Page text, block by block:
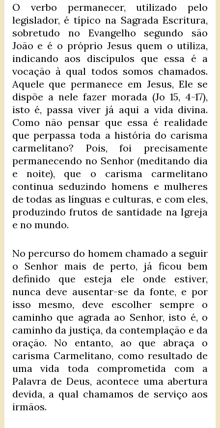
O verbo permanecer, utilizado pelo
legislador, é típico na Sagrada Escritura,
sobretudo no Evangelho segundo são
João e é o próprio Jesus quem o utiliza,
indicando aos discípulos que essa é a
vocação à qual todos somos chamados.
Aquele que permanece em Jesus, Ele se
dispõe a nele fazer morada (Jo 15, 4-17),
isto é, passa viver já aqui a vida divina.
Como não pensar que essa é realidade
que perpassa toda a história do carisma
carmelitano? Pois, foi precisamente
permanecendo no Senhor (meditando dia
e noite), que o carisma carmelitano
continua seduzindo homens e mulheres
de todas as línguas e culturas, e com eles,
produzindo frutos de santidade na Igreja
e no mundo.
No percurso do homem chamado a seguir
o Senhor mais de perto, já ficou bem
definido que esteja ele onde estiver,
nunca deve ausentar-se da fonte, e por
isso mesmo, deve escolher sempre o
caminho que agrada ao Senhor, isto é, o
caminho da justiça, da contemplação e da
oração. No entanto, ao que abraça o
carisma Carmelitano, como resultado de
uma vida toda comprometida com a
Palavra de Deus, acontece uma abertura
devida, a qual chamamos de serviço aos
irmãos.